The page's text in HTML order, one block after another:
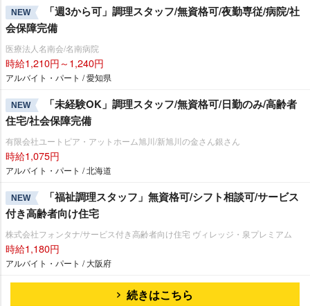
NEW
「週3から可」調理スタッフ/無資格可/夜勤専従/病院/社
会保障完備
医療法人名南会/名南病院
時給1,210円～1,240円
アルバイト・パート / 愛知県
NEW
「未経験OK」調理スタッフ/無資格可/日勤のみ/高齢者
住宅/社会保障完備
有限会社ユートピア・アットホーム旭川/新旭川の金さん銀さん
時給1,075円
アルバイト・パート / 北海道
NEW
「福祉調理スタッフ」無資格可/シフト相談可/サービス
付き高齢者向け住宅
株式会社フォンタナ/サービス付き高齢者向け住宅 ヴィレッジ・泉プレミアム
時給1,180円
アルバイト・パート / 大阪府
続きはこちら